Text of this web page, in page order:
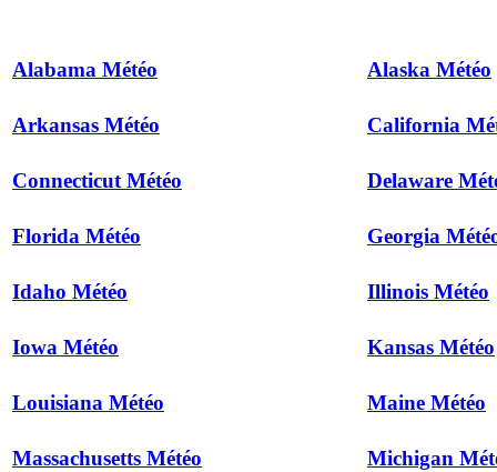
Alabama Météo Alaska Météo
Arkansas Météo California
Connecticut Météo Delaware
Florida Météo Georgia
Idaho Météo Illinois Météo
Iowa Météo Kansas Météo
Louisiana Météo Maine Météo
Massachusetts Météo Michigan